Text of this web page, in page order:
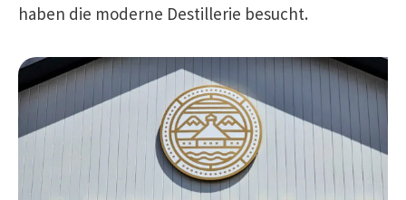
haben die moderne Destillerie besucht.